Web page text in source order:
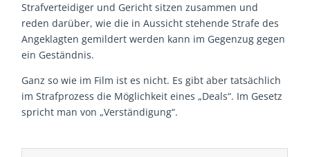
Strafverteidiger und Gericht sitzen zusammen und
reden darüber, wie die in Aussicht stehende Strafe des
Angeklagten gemildert werden kann im Gegenzug gegen
ein Geständnis.
Ganz so wie im Film ist es nicht. Es gibt aber tatsächlich
im Strafprozess die Möglichkeit eines „Deals“. Im Gesetz
spricht man von „Verständigung“.